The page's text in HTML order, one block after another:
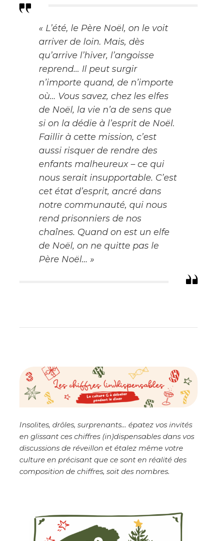
« L’été, le Père Noël, on le voit
arriver de loin. Mais, dès
qu’arrive l’hiver, l’angoisse
reprend… Il peut surgir
n’importe quand, de n’importe
où… Vous savez, chez les elfes
de Noël, la vie n’a de sens que
si on la dédie à l’esprit de Noël.
Faillir à cette mission, c’est
aussi risquer de rendre des
enfants malheureux – ce qui
nous serait insupportable. C’est
cet état d’esprit, ancré dans
notre communauté, qui nous
rend prisonniers de nos
chaînes. Quand on est un elfe
de Noël, on ne quitte pas le
Père Noël… »
Insolites, drôles, surprenants… épatez vos invités
en glissant ces chiffres (in)dispensables dans vos
discussions de réveillon et étalez même votre
culture en précisant que ce sont en réalité des
composition de chiffres, soit des nombres.